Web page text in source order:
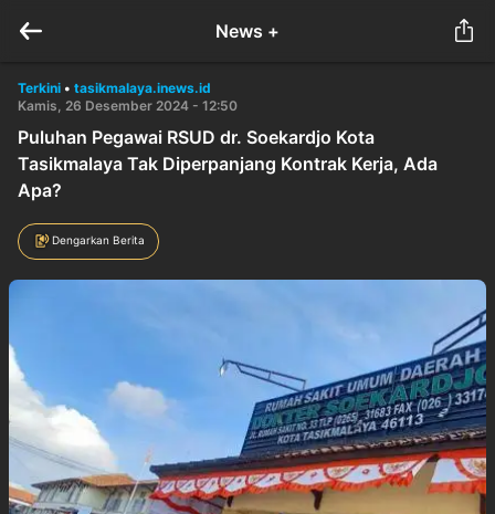
News +
Terkini • tasikmalaya.inews.id
Kamis, 26 Desember 2024 - 12:50
Puluhan Pegawai RSUD dr. Soekardjo Kota
Tasikmalaya Tak Diperpanjang Kontrak Kerja, Ada
Apa?
Dengarkan Berita